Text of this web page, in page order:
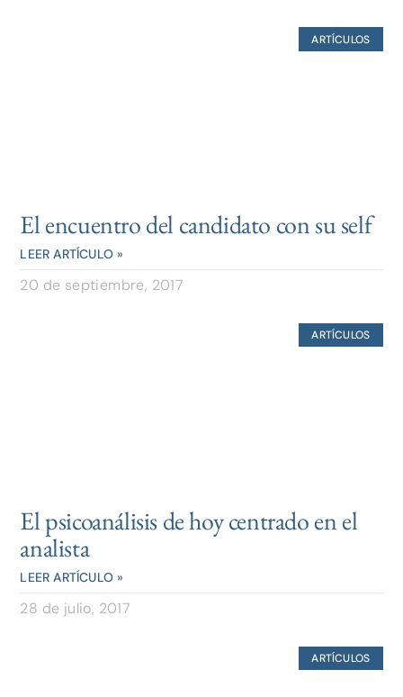
ARTÍCULOS
El encuentro del candidato con su self
LEER ARTÍCULO »
20 de septiembre, 2017
ARTÍCULOS
El psicoanálisis de hoy centrado en el
analista
LEER ARTÍCULO »
28 de julio, 2017
ARTÍCULOS